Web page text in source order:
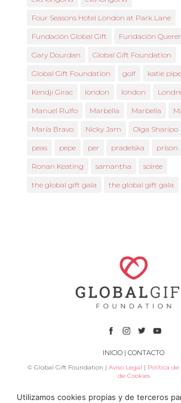
Four Seasons Hotel London at Park Lane
Fundación Global Gift Fundación Querer
Gary Dourdan Global Gift Foundation
Global Gift Foundation golf katie
Kendji Girac london london
Manuel Rulfo Marbella Marbella
María Bravo Nicky Jam Olga Sharipo
peas pepe per pradelska prison
Ronan Keating samantha soirée
the global gift gala the global gift gala
INICIO |CONTACTO
© Global Gift Foundation | Aviso Legal | Política de
de Cookies
Subvenciona
Utilizamos cookies propias y de terceros